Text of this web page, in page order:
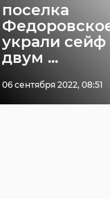
поселка
украли сейф
двум ...
06 сентября 2022, 08:51